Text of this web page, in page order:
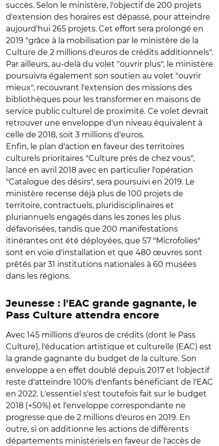
succès. Selon le ministère, l'objectif de 200 projets
d'extension des horaires est dépassé, pour atteindre
aujourd'hui 265 projets. Cet effort sera prolongé en
2019 "grâce à la mobilisation par le ministère de la
Culture de 2 millions d'euros de crédits additionnels".
Par ailleurs, au-delà du volet "ouvrir plus", le ministère
poursuivra également son soutien au volet "ouvrir
mieux", recouvrant l'extension des missions des
bibliothèques pour les transformer en maisons de
service public culturel de proximité. Ce volet devrait
retrouver une enveloppe d'un niveau équivalent à
celle de 2018, soit 3 millions d'euros.
Enfin, le plan d'action en faveur des territoires
culturels prioritaires "Culture près de chez vous",
lancé en avril 2018 avec en particulier l'opération
"Catalogue des désirs", sera poursuivi en 2019. Le
ministère recense déjà plus de 100 projets de
territoire, contractuels, pluridisciplinaires et
pluriannuels engagés dans les zones les plus
défavorisées, tandis que 200 manifestations
itinérantes ont été déployées, que 57 "Microfolies"
sont en voie d'installation et que 480 œuvres sont
prêtés par 31 institutions nationales à 60 musées
dans les régions.
Jeunesse : l'EAC grande gagnante, le
Pass Culture attendra encore
Avec 145 millions d'euros de crédits (dont le Pass
Culture), l'éducation artistique et culturelle (EAC) est
la grande gagnante du budget de la culture. Son
enveloppe a en effet doublé depuis 2017 et l'objectif
reste d'atteindre 100% d'enfants bénéficiant de l'EAC
en 2022. L'essentiel s'est toutefois fait sur le budget
2018 (+50%) et l'enveloppe correspondante ne
progresse que de 2 millions d'euros en 2019. En
outre, si on additionne les actions de différents
départements ministériels en faveur de l'accès de